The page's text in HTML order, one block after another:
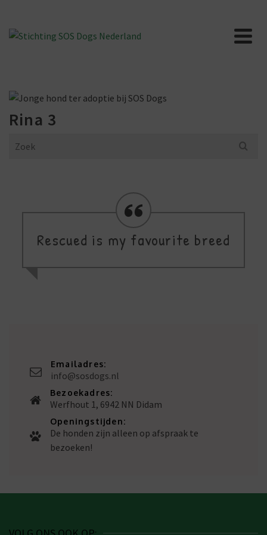
Rina 3
Search
Rescued is my favourite breed
Emailadres:
info@sosdogs.nl
Bezoekadres:
Werfhout 1, 6942 NN Didam
Openingstijden:
De honden zijn alleen op afspraak te
bezoeken!